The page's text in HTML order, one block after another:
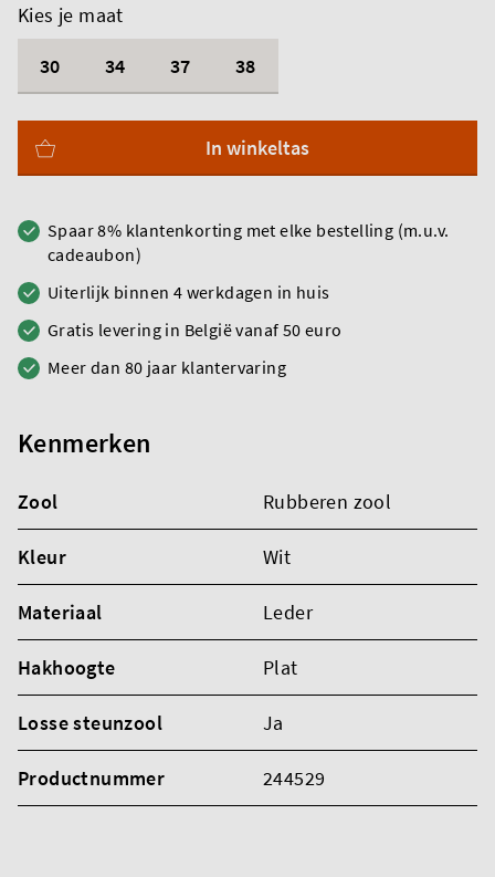
Kies je maat
30
34 37 38
In winkeltas
Spaar 8% klantenkorting met elke bestelling (m.u.v.
cadeaubon)
Uiterlijk binnen 4 werkdagen in huis
Gratis levering in België vanaf 50 euro
Meer dan 80 jaar klantervaring
Kenmerken
Zool Rubberen zool
Kleur Wit
Materiaal Leder
Hakhoogte Plat
Losse steunzool Ja
Productnummer 244529